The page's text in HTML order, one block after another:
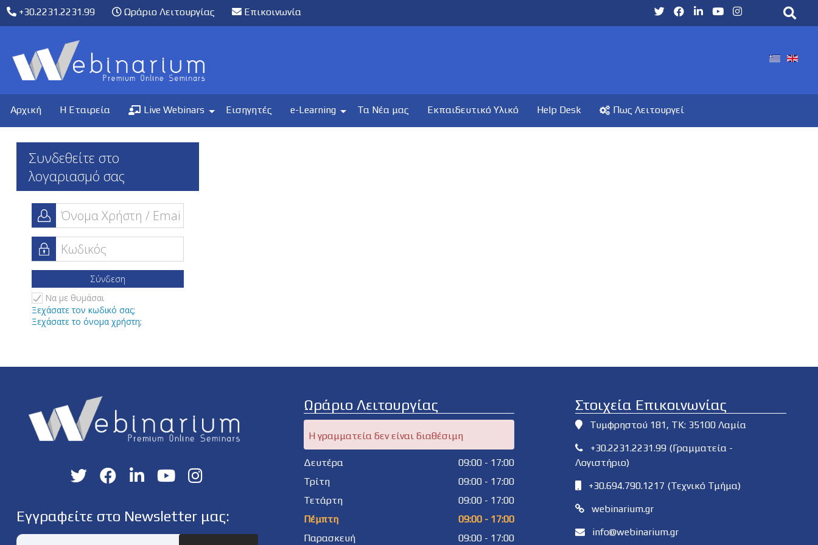
+30.2231.2231.99 Ωράριο Λειτουργίας Επικοινωνία
Αρχική Η Εταιρεία Live Webinars Εισηγητές e-Learning Τα Νέα μας Εκπαιδευτικό Υλικό Help Desk Πως Λειτουργεί
Συνδεθείτε στο
λογαριασμό σας
Σύνδεση
Να με θυμάσαι
Ξεχάσατε τον κωδικό σας;
Ξεχάσατε το όνομα χρήστη;
Εγγραφείτε στο Newsletter μας:
Ωράριο Λειτουργίας
Η γραμματεία δεν είναι διαθέσιμη
Δευτέρα
09:00 - 17:00
Τρίτη
09:00 - 17:00
Τετάρτη
09:00 - 17:00
Πέμπτη
09:00 - 17:00
Παρασκευή
09:00 - 17:00
Στοιχεία Επικοινωνίας
Τυμφρηστού 181, ΤΚ: 35100 Λαμία
+30.2231.2231.99 (Γραμματεία -
Λογιστήριο)
+30.694.790.1217 (Τεχνικό Τμήμα)
webinarium.gr
info@webinarium.gr